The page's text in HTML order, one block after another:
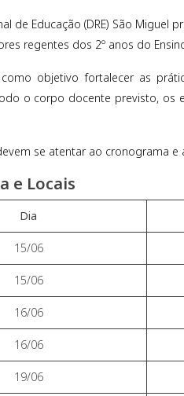
de Educação (DRE) São Miguel
regentes dos 2º anos do
objetivo fortalecer as
o corpo docente previsto, os
se atentar ao cronograma e
e Locais
Dia
15/06
15/06
16/06
16/06
19/06